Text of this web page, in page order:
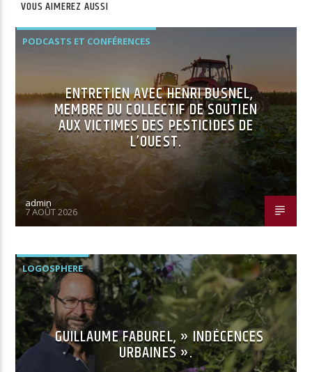
VOUS AIMEREZ AUSSI
PODCASTS ET CONFÉRENCES
ENTRETIEN AVEC HENRI BUSNEL,
MEMBRE DU COLLECTIF DE SOUTIEN
AUX VICTIMES DES PESTICIDES DE
L’OUEST.
admin
7 AOÛT 2026
LOGOSPHERE
GUILLAUME FABUREL, » INDÉCENCES
URBAINES ».